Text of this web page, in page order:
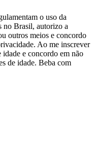
o uso da
no Brasil, autorizo a
outros meios e concordo
Ao me inscrever
e concordo em não
de idade. Beba com